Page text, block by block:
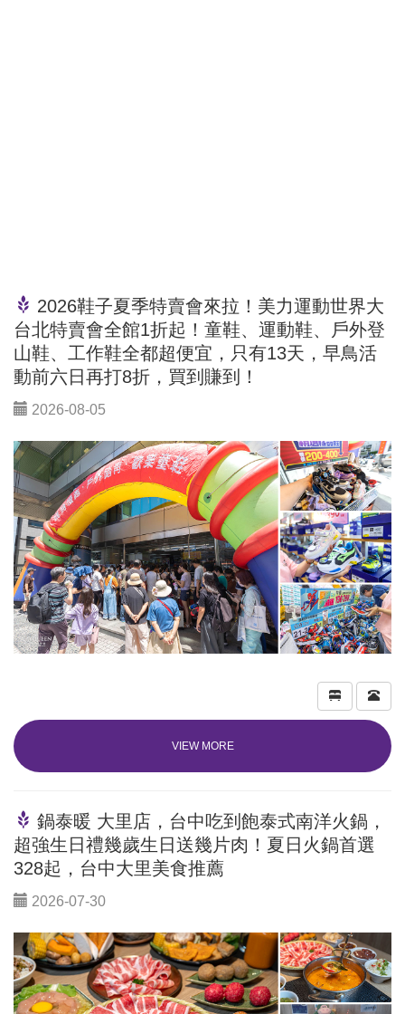
2026鞋子夏季特賣會來拉！美力運動世界大
台北特賣會全館1折起！童鞋、運動鞋、戶外登
山鞋、工作鞋全都超便宜，只有13天，早鳥活
動前六日再打8折，買到賺到！
2026-08-05
VIEW MORE
鍋泰暖 大里店，台中吃到飽泰式南洋火鍋，
超強生日禮幾歲生日送幾片肉！夏日火鍋首選
328起，台中大里美食推薦
2026-07-30